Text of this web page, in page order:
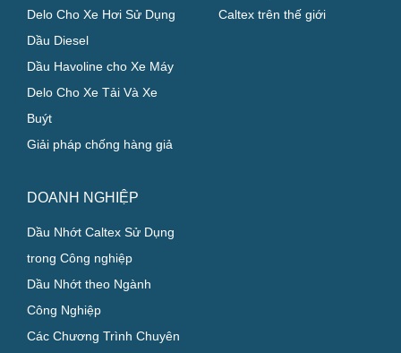
Delo Cho Xe Hơi Sử Dụng
Dầu Diesel
Dầu Havoline cho Xe Máy
Delo Cho Xe Tải Và Xe
Buýt
Giải pháp chống hàng giả
DOANH NGHIỆP
Dầu Nhớt Caltex Sử Dụng
trong Công nghiệp
Dầu Nhớt theo Ngành
Công Nghiệp
Các Chương Trình Chuyên
Caltex trên thế giới